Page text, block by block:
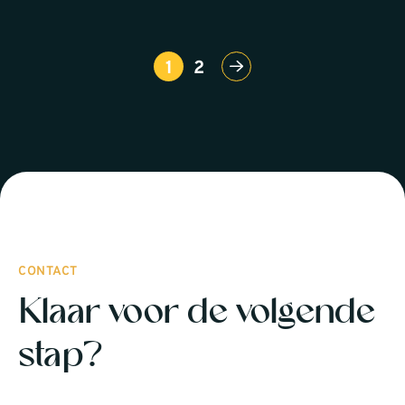
1 2
CONTACT
Klaar voor de volgende
stap?